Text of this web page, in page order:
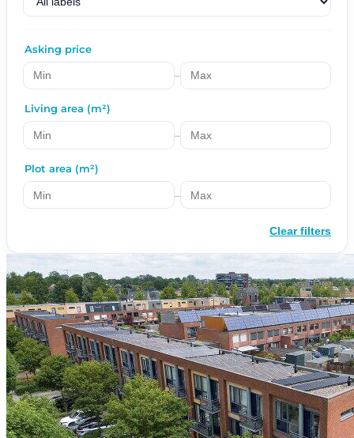
Asking price
–
Living area (m²)
–
Plot area (m²)
–
Clear filters